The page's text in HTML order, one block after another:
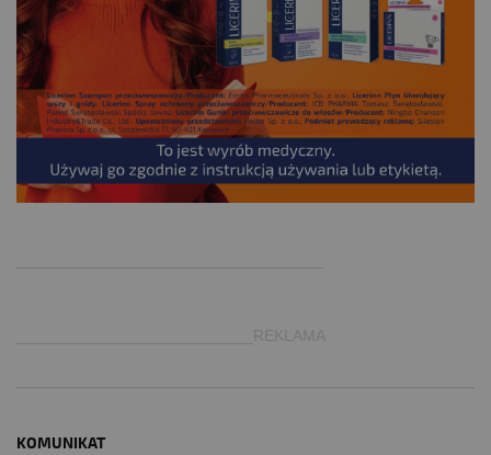
___________________________REKLAMA
KOMUNIKAT